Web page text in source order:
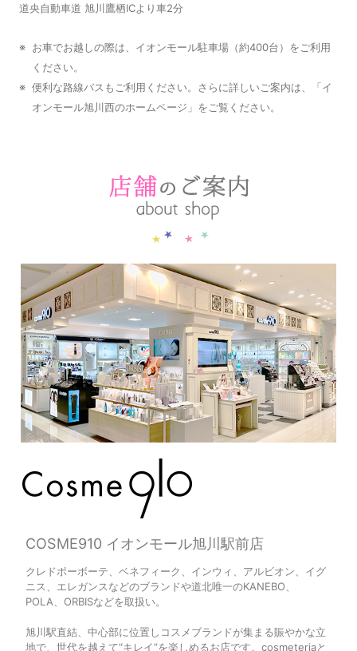
道央自動車道 旭川鷹栖ICより車2分
※ お車でお越しの際は、イオンモール駐車場（約400台）をご利用
ください。
※ 便利な路線バスもご利用ください。さらに詳しいご案内は、「イ
オンモール旭川西のホームページ 」をご覧ください。
COSME910 イオンモール旭川駅前店
クレドポーボーテ、ベネフィーク、インウィ、アルビオン、イグ
ニス、エレガンスなどのブランドや道北唯一のKANEBO、
POLA、ORBISなどを取扱い。
旭川駅直結、中心部に位置しコスメブランドが集まる賑やかな立
地で、世代を越えて“キレイ”を楽しめるお店です。cosmeteriaと